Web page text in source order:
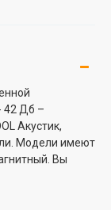
42 Дб –
Акустик,
Модели имеют
Вы